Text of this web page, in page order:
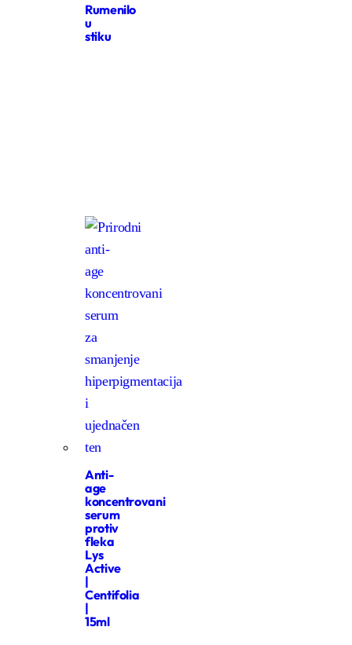
Rumenilo
u
stiku
Anti-
age
koncentrovani
serum
protiv
fleka
Lys
Active
|
Centifolia
|
15ml